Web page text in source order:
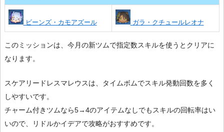
ビーンズ・カモアズール ガラ・クチュールレオナ
このミッションは、今月の新ツムで指定数スキルを使うとクリアに
なります。
スケアリードレスマレウスは、タイムボムでスキル発動回数を多く
しやすいです。
チャーム付きツムなら5→4のアイテムなしでもスキルの回転率はい
いので、リドルかイデアで攻略がおすすめです。